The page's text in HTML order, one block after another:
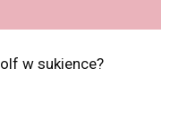
w sukience?